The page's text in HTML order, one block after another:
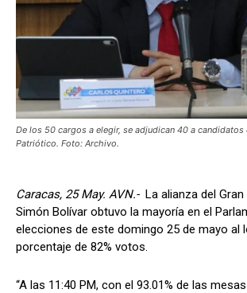
De los 50 cargos a elegir, se adjudican 40 a candidatos
Patriótico. Foto: Archivo.
Caracas, 25 May. AVN.- La alianza del
Simón Bolívar obtuvo la mayoría en el
elecciones de este domingo 25 de mayo al
porcentaje de 82% votos.
“A las 11:40 PM, con el 93.01% de las